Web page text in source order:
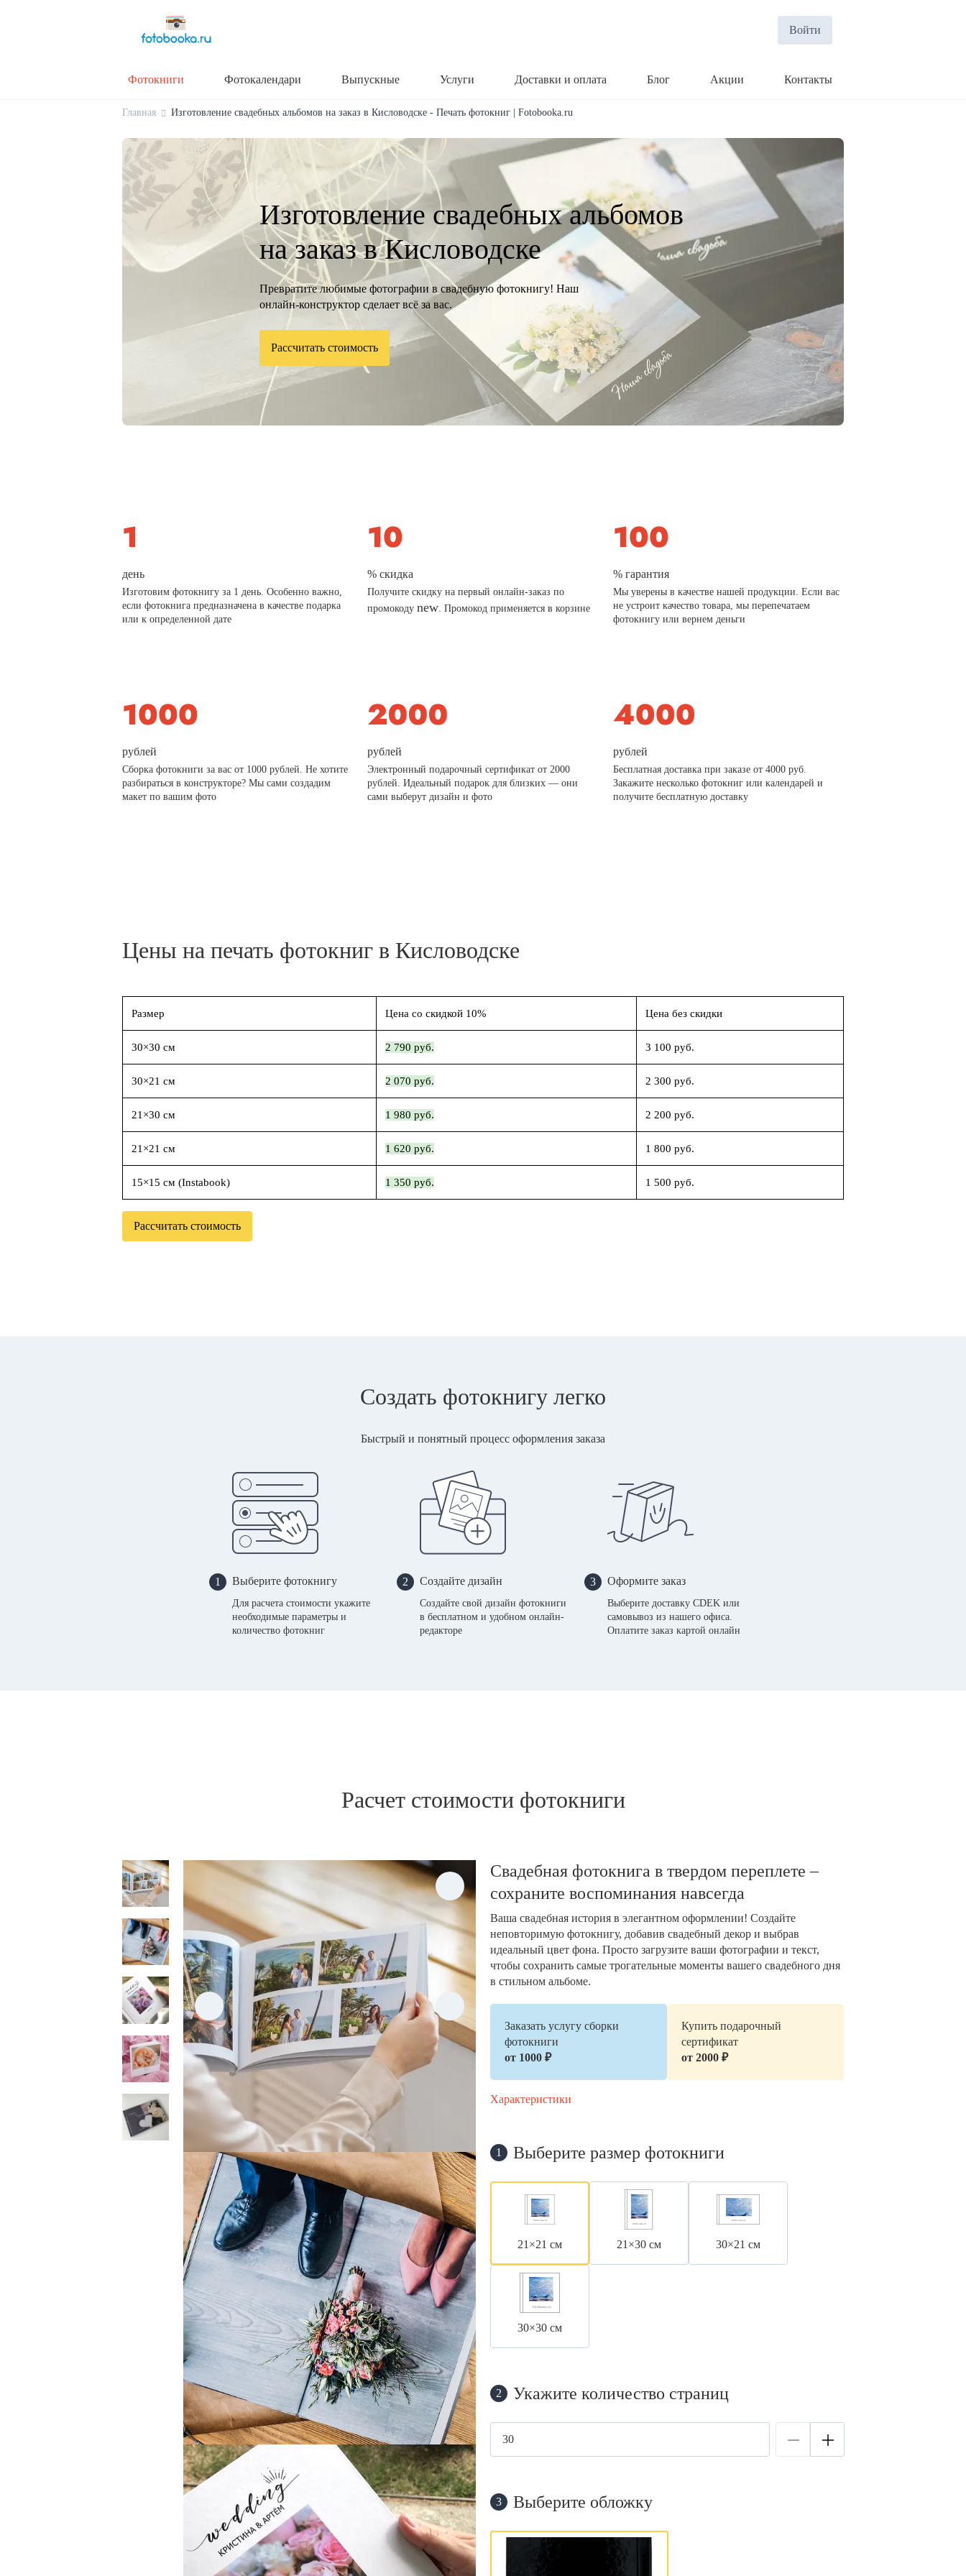
Войти
Фотокниги Фотокалендари Выпускные Услуги Доставки и оплата Блог Акции Контакты
Главная Изготовление свадебных альбомов на заказ в Кисловодске - Печать фотокниг | Fotobooka.ru
Изготовление свадебных альбомов
на заказ в Кисловодске
Превратите любимые фотографии в свадебную фотокнигу! Наш
онлайн-конструктор сделает всё за вас.
Рассчитать стоимость
день
Изготовим фотокнигу за 1 день. Особенно важно,
если фотокнига предназначена в качестве подарка
или к определенной дате
% скидка
Получите скидку на первый онлайн-заказ по
промокодуnew . Промокод применяется в корзине
% гарантия
Мы уверены в качестве нашей продукции. Если вас
не устроит качество товара, мы перепечатаем
фотокнигу или вернем деньги
рублей
Сборка фотокниги за вас от 1000 рублей. Не хотите
разбираться в конструкторе? Мы сами создадим
макет по вашим фото
рублей
Электронный подарочный сертификат от 2000
рублей. Идеальный подарок для близких — они
сами выберут дизайн и фото
рублей
Бесплатная доставка при заказе от 4000 руб.
Закажите несколько фотокниг или календарей и
получите бесплатную доставку
Цены на печать фотокниг в Кисловодске
Размер Цена со скидкой 10% Цена без скидки
30×30 см 2 790 руб. 3 100 руб.
30×21 см 2 070 руб. 2 300 руб.
21×30 см 1 980 руб. 2 200 руб.
21×21 см 1 620 руб. 1 800 руб.
15×15 см (Instabook) 1 350 руб. 1 500 руб.
Рассчитать стоимость
Создать фотокнигу легко
Быстрый и понятный процесс оформления заказа
1 Выберите фотокнигу
Для расчета стоимости укажите
необходимые параметры и
количество фотокниг
2 Создайте дизайн
Создайте свой дизайн фотокниги
в бесплатном и удобном онлайн-
редакторе
3 Оформите заказ
Выберите доставку CDEK или
самовывоз из нашего офиса.
Оплатите заказ картой онлайн
Расчет стоимости фотокниги
Свадебная фотокнига в твердом переплете –
сохраните воспоминания навсегда
Ваша свадебная история в элегантном оформлении! Создайте
неповторимую фотокнигу, добавив свадебный декор и выбрав
идеальный цвет фона. Просто загрузите ваши фотографии и текст,
чтобы сохранить самые трогательные моменты вашего свадебного дня
в стильном альбоме.
Заказать услугу сборки
фотокниги
от 1000 ₽
Купить подарочный
сертификат
от 2000 ₽
Характеристики
1 Выберите размер фотокниги
21×21 см 21×30 см 30×21 см
30×30 см
2 Укажите количество страниц
3 Выберите обложку